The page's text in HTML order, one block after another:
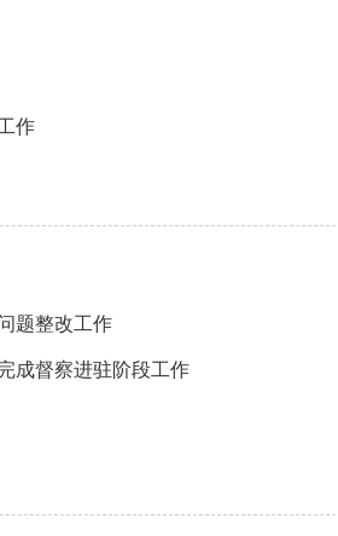
作
题整改工作
成督察进驻阶段工作